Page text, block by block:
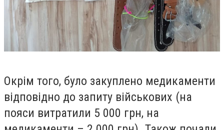
Окрім того, було закуплено медикаменти
відповідно до запиту військових (на
пояси витратили 5 000 грн, на